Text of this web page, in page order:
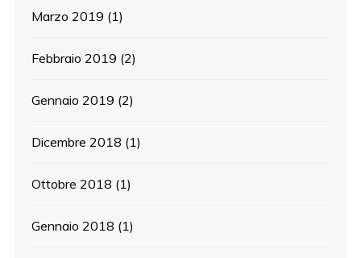
Marzo 2019 (1)
Febbraio 2019 (2)
Gennaio 2019 (2)
Dicembre 2018 (1)
Ottobre 2018 (1)
Gennaio 2018 (1)